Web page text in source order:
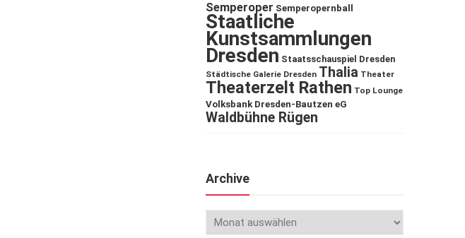
Semperoper Semperopernball
Staatliche
Kunstsammlungen
Dresden Staatsschauspiel Dresden
Städtische Galerie Dresden Thalia Theater
Theaterzelt Rathen Top Lounge
Volksbank Dresden-Bautzen eG
Waldbühne Rügen
Archive